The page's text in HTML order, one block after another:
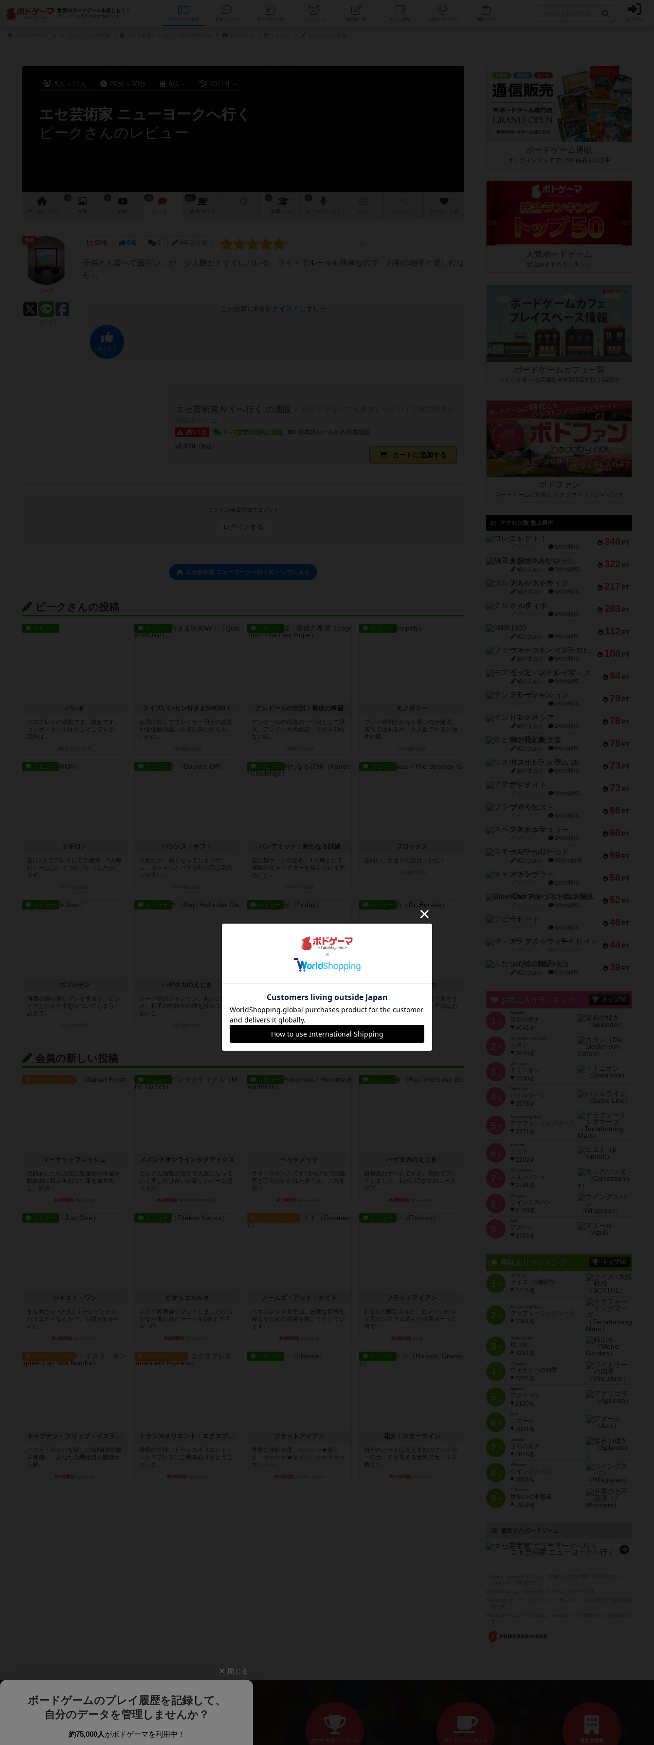
世界のボードゲームを楽しもう！
ボードゲーム専門の総合情報サイト
データベース コミュニティ 人気ボードゲーム ログイン
5人～11人 20分～30分 8歳～ 2011年～
エセ芸術家 ニューヨークへ行く
ピークさんのレビュー
ゲーム 画像 レビュー 店舗/ カフェ 戦略 次のおすすめ
69名 0名 0 4年以上前
子供とも遊べて面白い。が、少人数だとすぐにバレる。ライトでルールも簡単なので、お初の相手と楽しむな
ら○。
この投稿に 0名がナイス！ しました
ナイス！
エセ芸術家ＮＹへ行く の通販
残り2点 1～2営業日以内に発送
カートに追加する
¥2,970 （税込）
勇者
ログイン/会員登録でコメント
ログインする
エセ芸術家 ニューヨークへ行くのトップに戻る
ピークさんの投稿
レビュー
パレオ
ソロプレイの感想です。微妙です。
コンポーネントはそこそこですが、
目的は...
レビュー
クイズいいセン行きまSHOW！
お題に対してプレイヤー同士の感覚
や価値観の違いを楽しみながらも、
いかに...
レビュー
アンドールの伝説：最後の希望
アンドールの伝説の一つ目として購
入。アンドールの伝説一作目を知ら
ない状...
レビュー
モノポリー
プレイ時間がかなり長いのが難点。
名作ではあるが、大人数でやると物
件の購...
レビュー
タギロン
主に2人でプレイしての感想。2人用
のゲームはいくつかプレイしたが、
タギ...
レビュー
バウンス・オフ！
単純だが、熱くなってしまうゲー
ム。カシャッとハマる時の音は気持
ちが良い...
レビュー
パンデミック：新たなる試練
協力型ゲームの名作。1人用として
複数のキャラクターを操りプレイす
ること...
レビュー
ブロックス
面白い。オセロの次はコレだ！
レビュー
ボブジテン
何度か繰り返しプレイすると、ヒン
トでおおかた予想がついてしまう。
あえて...
レビュー
ハゲタカのえじき
カード型のジャンケン。あいこはダ
メ。相手の性格や心理を読みつつ、
あいこ...
レビュー
ロビンソン漂流記
1人用デッキ構築系のゲーム。テー
マが面白い。始めはなかなか勝利出
来なか...
5年弱前の投稿
レビュー
ドクターエウレカ
試験管をガチャガチャやって玉をそ
ろえることを競うゲーム。子供はお
もちゃ...
5年弱前の投稿
会員の新しい投稿
ルール/インスト
マーケットフレッシュ
目的あなたの店先に農産物の木箱を
戦略的に積み重ねて在庫を最大化
し、競合...
約1時間前
レビュー
メメントオンラインタクティクス
どんどん物量が増えて大変になって
いく押し付け合いが楽しいゲーム盛
り上が...
約1時間前
レビュー
ヘックメック
サイコロゲームです1から5までの数
字と芋虫がかかれたダイス。これを
振っ...
約3時間前
レビュー
ハゲタカのえじき
超有名なゲームですが、初めてプレ
イしました。1から15までのカード
がプ...
約3時間前
レビュー
ジャスト・ワン
まぁ面白かった‼️よくテレビとかの
バラエティなんかで、お題がわから
ずに...
約3時間前
レビュー
ピタッコカルタ
ボドゲ相席会でプレイしましたひら
がなが書かれたカードを2枚まで手
をつけ...
約3時間前
ルール/インスト
ノームズ・アット・ナイト
ベネボレンス女王は、忠実な臣民を
称えるための祝宴を開こうとしてい
ます。...
約4時間前
レビュー
フラットアイアン
1~2人に限定された、エンジンビル
ド系のシステム選んだ企業ボードに
街で...
約5時間前
ルール/インスト
キャプテン・フリップ：イスラ・ボンバ
イスラ・ボンバを探しに出航!潜水艦
を装備し、あなたの乗組員を監獄か
ら解...
約7時間前
ルール/インスト
トランスオリエント・エクスプレス
乗客の皆様、トランスオリエント・
エクスプレスにご乗車ありがとうご
ざいま...
約8時間前
レビュー
フラットアイアン
世界に浸れる度 ☆☆☆☆★楽し
さ ☆☆☆☆★タイパ ☆☆☆☆☆
マンハッ...
約9時間前
レビュー
花火：スターマイン
自分のカードは見えず他のプレイヤ
ーのカードが見える状態でカードを
教えた...
約11時間前
ボードゲーム通販
オンラインストアで7,500商品を販売中
人気ボードゲーム
総合おすすめランキング
ボードゲームカフェ一覧
ボドゲが遊べる店舗を全国500店舗以上掲載中
ボドファン
ボードゲームに特化したクラウドファンディング
アクセス数 急上昇中
340 PT
コレクト！
1件の投稿
322 PT
無限まちがいさがし
紹介文あり 2件の投稿
217 PT
ガルフストライク
紹介文あり 1件の投稿
203 PT
クルティボ
1件の投稿
112 PT
1809
紹介文あり 1件の投稿
108 PT
ファースト・イン・フライト
紹介文あり 3件の投稿
94 PT
モズビ－ズ・レイダ－ズ
紹介文あり 1件の投稿
79 PT
テンプテーション
2件の投稿
78 PT
インドネシア
紹介文あり 2件の投稿
75 PT
宵と暁の呪文書
紹介文あり 8件の投稿
73 PT
リスボン・トラム 28
紹介文あり 9件の投稿
73 PT
アマナイト
1件の投稿
66 PT
ブラヴェスト
1件の投稿
60 PT
スペクタキュラー
1件の投稿
59 PT
スモールワールド
紹介文あり 13件の投稿
58 PT
ギャンブラー
2件の投稿
52 PT
Bitter End ブタペスト救出作戦
1件の投稿
46 PT
ラピード
1件の投稿
44 PT
ザ・フラッフィー・ライト
39 PT
ふたつの城の物語
紹介文あり 6件の投稿
お気に入りランキング トップ50
1 位
宝石の煌き
4041名
2 位
Die Siedler von Catan
カタン
3616名
3 位
ドミニオン
2530名
4位
Battle Line
バトルライン
2378名
5 位
Terraforming Mars
テラフォーミングマーズ
2371名
6 位
ニムト
2202名
7 位
Carcassonne
カルカソンヌ
2191名
8 位
Wingspan
ウイングスパン
2150名
9 位
Azul
アズール
1903名
興味ありランキング トップ50
1位
SCYTHE
サイズ -大鎌戦役-
2415名
2位
Terraforming Mars
テラフォーミングマーズ
2394名
3位
Stone Garden
枯山水
2281名
4位
Viticulture
ワイナリーの四季
2272名
5位
Agricola
アグリコラ
2120名
6位
Azul
アズール
2034名
7位
宝石の煌き
2028名
8位
Wingspan
ウイングスパン
2006名
9位
7 Wonders
世界の七不思議
1919名
最近見たボードゲーム
A Fake Artist Goes to New York
エセ芸術家 ニューヨークへ行く
閉じる
ボードゲームのプレイ履歴を記録して、
自分のデータを管理しませんか？
約75,000人がボドゲーマを利用中！
おすすめボードゲーム ボードゲームカフェ 運営者情報